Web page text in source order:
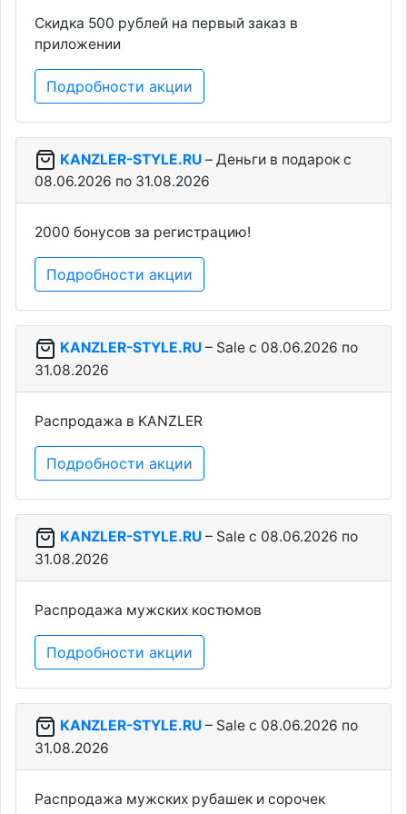
Скидка 500 рублей на первый заказ в
приложении
Подробности акции
KANZLER-STYLE.RU – Деньги в подарок c
08.06.2026 по 31.08.2026
2000 бонусов за регистрацию!
Подробности акции
KANZLER-STYLE.RU – Sale c 08.06.2026 по
31.08.2026
Распродажа в KANZLER
Подробности акции
KANZLER-STYLE.RU – Sale c 08.06.2026 по
31.08.2026
Распродажа мужских костюмов
Подробности акции
KANZLER-STYLE.RU – Sale c 08.06.2026 по
31.08.2026
Распродажа мужских рубашек и сорочек